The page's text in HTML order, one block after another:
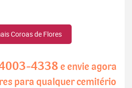
Coroas de Flores
4338 e envie agora
para qualquer cemitério